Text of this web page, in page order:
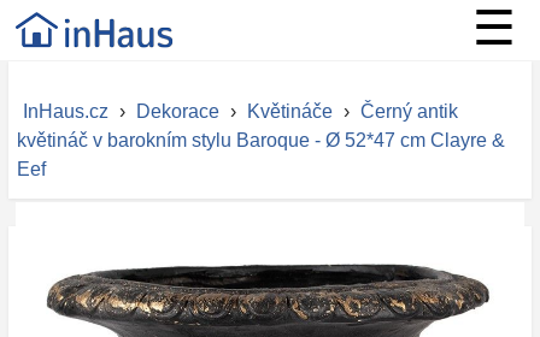
☰
InHaus.cz › Dekorace › Květináče › Černý antik
květináč v barokním stylu Baroque - Ø 52*47 cm Clayre &
Eef